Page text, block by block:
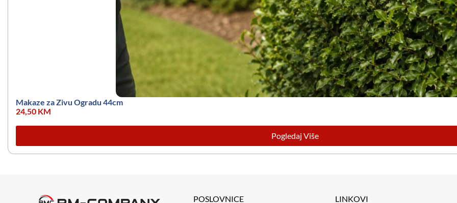
Makaze za Zivu Ogradu 44cm
24,50 KM
Pogledaj Više
POSLOVNICE LINKOVI